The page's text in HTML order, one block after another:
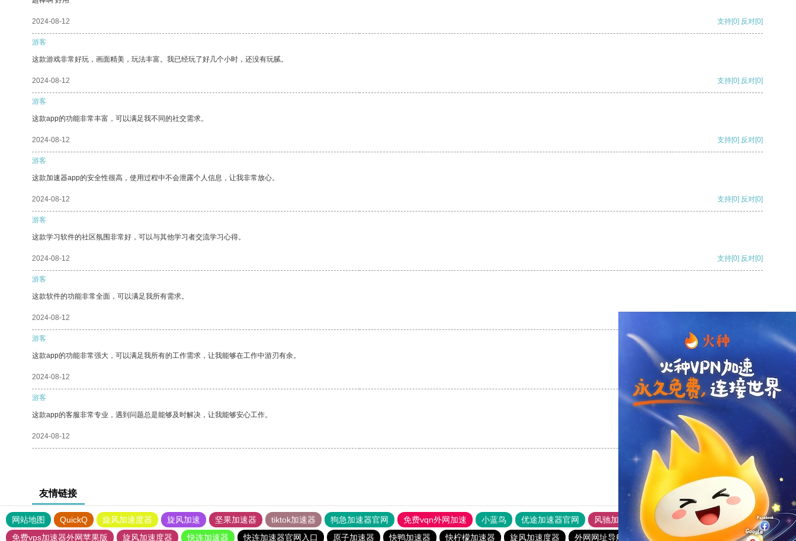
2024-08-12 支持[0] 反对[0]
游客
这款游戏非常好玩，画面精美，玩法丰富。我已经玩了好几个小时，还没有玩腻。
2024-08-12 支持[0] 反对[0]
游客
这款app的功能非常丰富，可以满足我不同的社交需求。
2024-08-12 支持[0] 反对[0]
游客
这款加速器app的安全性很高，使用过程中不会泄露个人信息，让我非常放心。
2024-08-12 支持[0] 反对[0]
游客
这款学习软件的社区氛围非常好，可以与其他学习者交流学习心得。
2024-08-12 支持[0] 反对[0]
游客
这款软件的功能非常全面，可以满足我所有需求。
2024-08-12
游客
这款app的功能非常强大，可以满足我所有的工作需求，让我能够在工作中游刃有余。
2024-08-12 支持 [0] 反对 [0]
游客
这款app的客服非常专业，遇到问题总是能够及时解决，让我能够安心工作。
2024-08-12 支持
友情链接
网站地图 QuickQ 旋风加速度器 旋风加速 坚果加速器 tiktok加速器 狗急加速器官网 免费vqn外网加速 小蓝鸟 优途加速器官网 风驰加速器
旋风加速器
免费vps加速器外网苹果版
旋风加速度器 快连加速器 快连加速器官网入口 原子加速器 快鸭加速器 快柠檬加速器 旋风加速度器 外网网址导航 软件中心 雷霆加速 狂飙加速器